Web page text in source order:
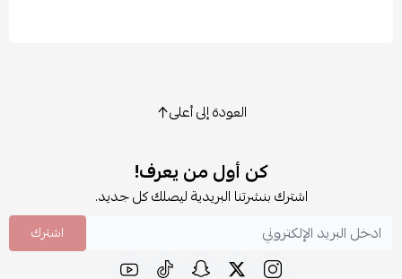
العودة إلى أعلى
كن أول من يعرف!
اشترك بنشرتنا البريدية ليصلك كل جديد.
اشترك